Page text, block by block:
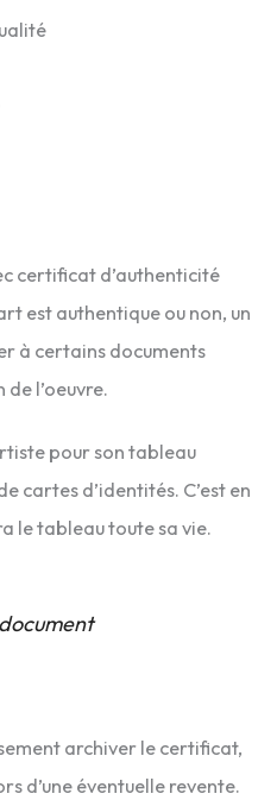
certificat d’authenticité
est authentique ou non, un
à certains documents
l’oeuvre.
pour son tableau
cartes d’identités. C’est en
le tableau toute sa vie.
archiver le certificat,
d’une éventuelle revente.